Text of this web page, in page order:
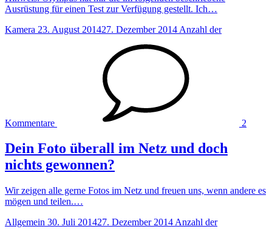
Ausrüstung für einen Test zur Verfügung gestellt. Ich…
Kamera 23. August 201427. Dezember 2014 Anzahl der
Kommentare 2
Dein Foto überall im Netz und doch
nichts gewonnen?
Wir zeigen alle gerne Fotos im Netz und freuen uns, wenn andere es
mögen und teilen.…
Allgemein 30. Juli 201427. Dezember 2014 Anzahl der